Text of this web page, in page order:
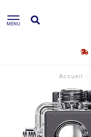
MENU
Accueil /